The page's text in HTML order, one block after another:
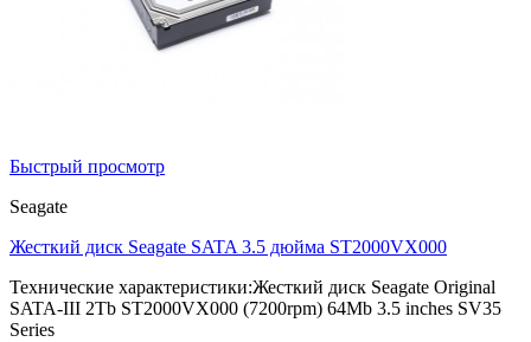
Быстрый просмотр
Seagate
Жесткий диск Seagate SATA 3.5 дюйма ST2000VX000
Технические характеристики:Жесткий диск Seagate Original
SATA-III 2Tb ST2000VX000 (7200rpm) 64Mb 3.5 inches SV35
Series